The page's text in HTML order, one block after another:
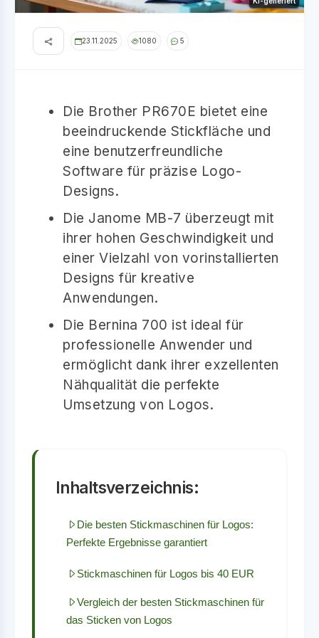
23.11.2025 1080 5
Die Brother PR670E bietet eine
beeindruckende Stickfläche und
eine benutzerfreundliche
Software für präzise Logo-
Designs.
Die Janome MB-7 überzeugt mit
ihrer hohen Geschwindigkeit und
einer Vielzahl von vorinstallierten
Designs für kreative
Anwendungen.
Die Bernina 700 ist ideal für
professionelle Anwender und
ermöglicht dank ihrer exzellenten
Nähqualität die perfekte
Umsetzung von Logos.
Inhaltsverzeichnis:
Die besten Stickmaschinen für Logos:
Perfekte Ergebnisse garantiert
Stickmaschinen für Logos bis 40 EUR
Vergleich der besten Stickmaschinen für
das Sticken von Logos